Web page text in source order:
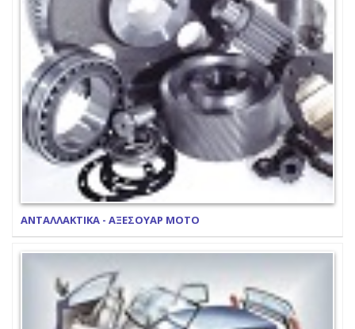
ΑΝΤΑΛΛΑΚΤΙΚΑ - ΑΞΕΣΟΥΑΡ ΜΟΤΟ